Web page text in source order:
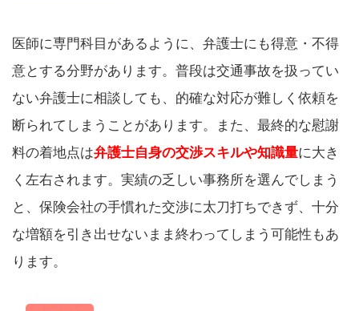
医師に専門科目があるように、弁護士にも得意・不得
意とする分野があります。普段は交通事故を扱ってい
ない弁護士に相談しても、的確な対応が難しく依頼を
断られてしまうことがあります。また、最終的な慰謝
料の着地点は弁護士自身の交渉スキルや知識量に大き
く左右されます。実績の乏しい事務所を選んでしまう
と、保険会社の手慣れた交渉に太刀打ちできず、十分
な増額を引き出せないまま終わってしまう可能性もあ
ります。